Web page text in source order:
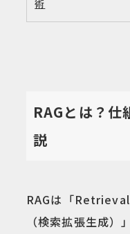
術
RAGとは？仕
説
RAGは「
（検索拡張生成